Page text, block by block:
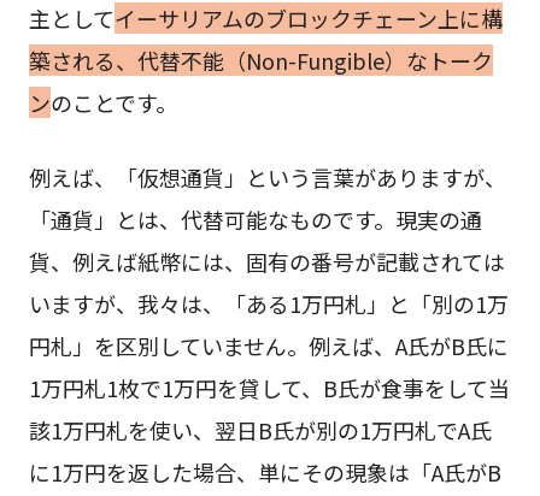
主としてイーサリアムのブロックチェーン上に構
築される、代替不能（Non-Fungible）なトーク
ンのことです。
例えば、「仮想通貨」という言葉がありますが、
「通貨」とは、代替可能なものです。現実の通
貨、例えば紙幣には、固有の番号が記載されては
いますが、我々は、「ある1万円札」と「別の1万
円札」を区別していません。例えば、A氏がB氏に
1万円札1枚で1万円を貸して、B氏が食事をして当
該1万円札を使い、翌日B氏が別の1万円札でA氏
に1万円を返した場合、単にその現象は「A氏がB